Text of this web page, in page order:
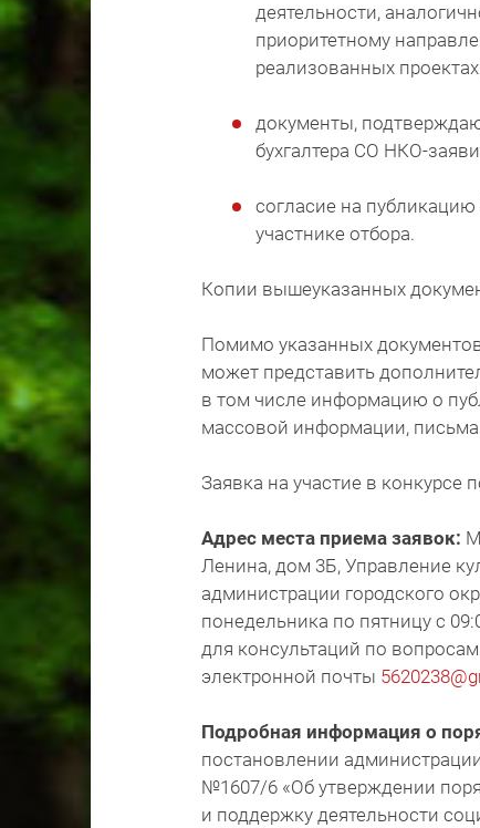
деятельности,
приоритетному
реализованных
документы,
бухгалтера СО НКО-
согласие на
участнике отбора.
Копии вышеуказанных
Помимо указанных
может представить
в том числе информацию о
массовой информации,
Заявка на участие в конкурсе
Адрес места приема заявок:
Ленина, дом 3Б, Управление
администрации городского
понедельника по пятницу с
для консультаций по
электронной почты
Подробная информация о
постановлении
№1607/6 «Об утверждении
и поддержку деятельности